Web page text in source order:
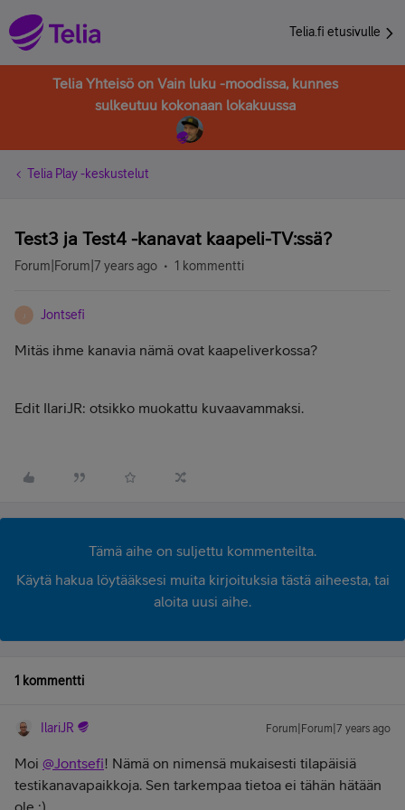
Telia.fi etusivulle
Telia Yhteisö on Vain luku -moodissa, kunnes
sulkeutuu kokonaan lokakuussa
Telia Play -keskustelut
Test3 ja Test4 -kanavat kaapeli-TV:ssä?
Forum|Forum|7 years ago 1 kommentti
J Jontsefi
Mitäs ihme kanavia nämä ovat kaapeliverkossa?
Edit IlariJR: otsikko muokattu kuvaavammaksi.
Tämä aihe on suljettu kommenteilta.
Käytä hakua löytääksesi muita kirjoituksia tästä aiheesta, tai
aloita uusi aihe.
1 kommentti
IlariJR Forum|Forum|7 years ago
Moi @Jontsefi! Nämä on nimensä mukaisesti tilapäisiä
testikanavapaikkoja. Sen tarkempaa tietoa ei tähän hätään
ole :)